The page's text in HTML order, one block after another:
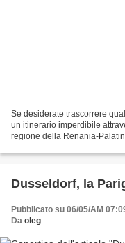
Se desiderate trascorrere
un itinerario imperdibile
regione della Renania-
Dusseldorf, la
Pubblicato su 06/05/AM
Da oleg